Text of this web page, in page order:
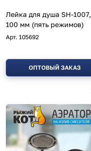
Лейка для душа SH-1007,
100 мм (пять режимов)
Арт. 105692
ОПТОВЫЙ ЗАКАЗ